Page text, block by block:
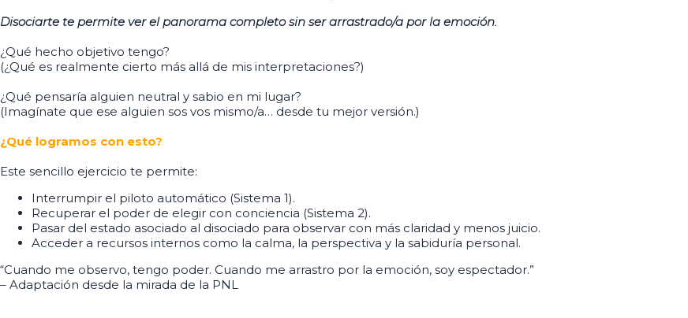
Disociarte te permite ver el panorama completo sin ser arrastrado/a por la emoción.
¿Qué hecho objetivo tengo?
(¿Qué es realmente cierto más allá de mis interpretaciones?)
¿Qué pensaría alguien neutral y sabio en mi lugar?
(Imagínate que ese alguien sos vos mismo/a… desde tu mejor versión.)
¿Qué logramos con esto?
Este sencillo ejercicio te permite:
Interrumpir el piloto automático (Sistema 1).
Recuperar el poder de elegir con conciencia (Sistema 2).
Pasar del estado asociado al disociado para observar con más claridad y menos juicio.
Acceder a recursos internos como la calma, la perspectiva y la sabiduría personal.
“Cuando me observo, tengo poder. Cuando me arrastro por la emoción, soy espectador.”
– Adaptación desde la mirada de la PNL